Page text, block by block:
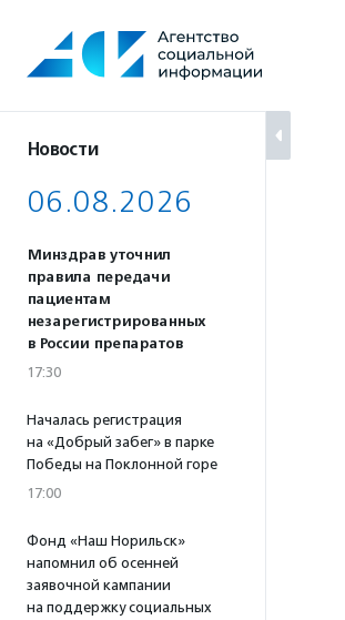
содержанию
Новости
06.08.2026
Минздрав уточнил
правила передачи
пациентам
незарегистрированных
в России препаратов
17:30
Началась регистрация
на «Добрый забег» в парке
Победы на Поклонной горе
17:00
Фонд «Наш Норильск»
напомнил об осенней
заявочной кампании
на поддержку социальных